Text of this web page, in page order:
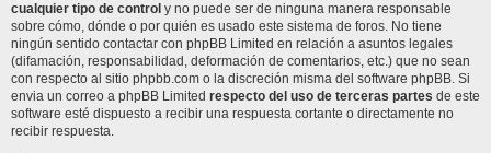
cualquier tipo de control y no puede ser de ninguna manera responsable
sobre cómo, dónde o por quién es usado este sistema de foros. No tiene
ningún sentido contactar con phpBB Limited en relación a asuntos legales
(difamación, responsabilidad, deformación de comentarios, etc.) que no sean
con respecto al sitio phpbb.com o la discreción misma del software phpBB. Si
envia un correo a phpBB Limited respecto del uso de terceras partes de este
software esté dispuesto a recibir una respuesta cortante o directamente no
recibir respuesta.